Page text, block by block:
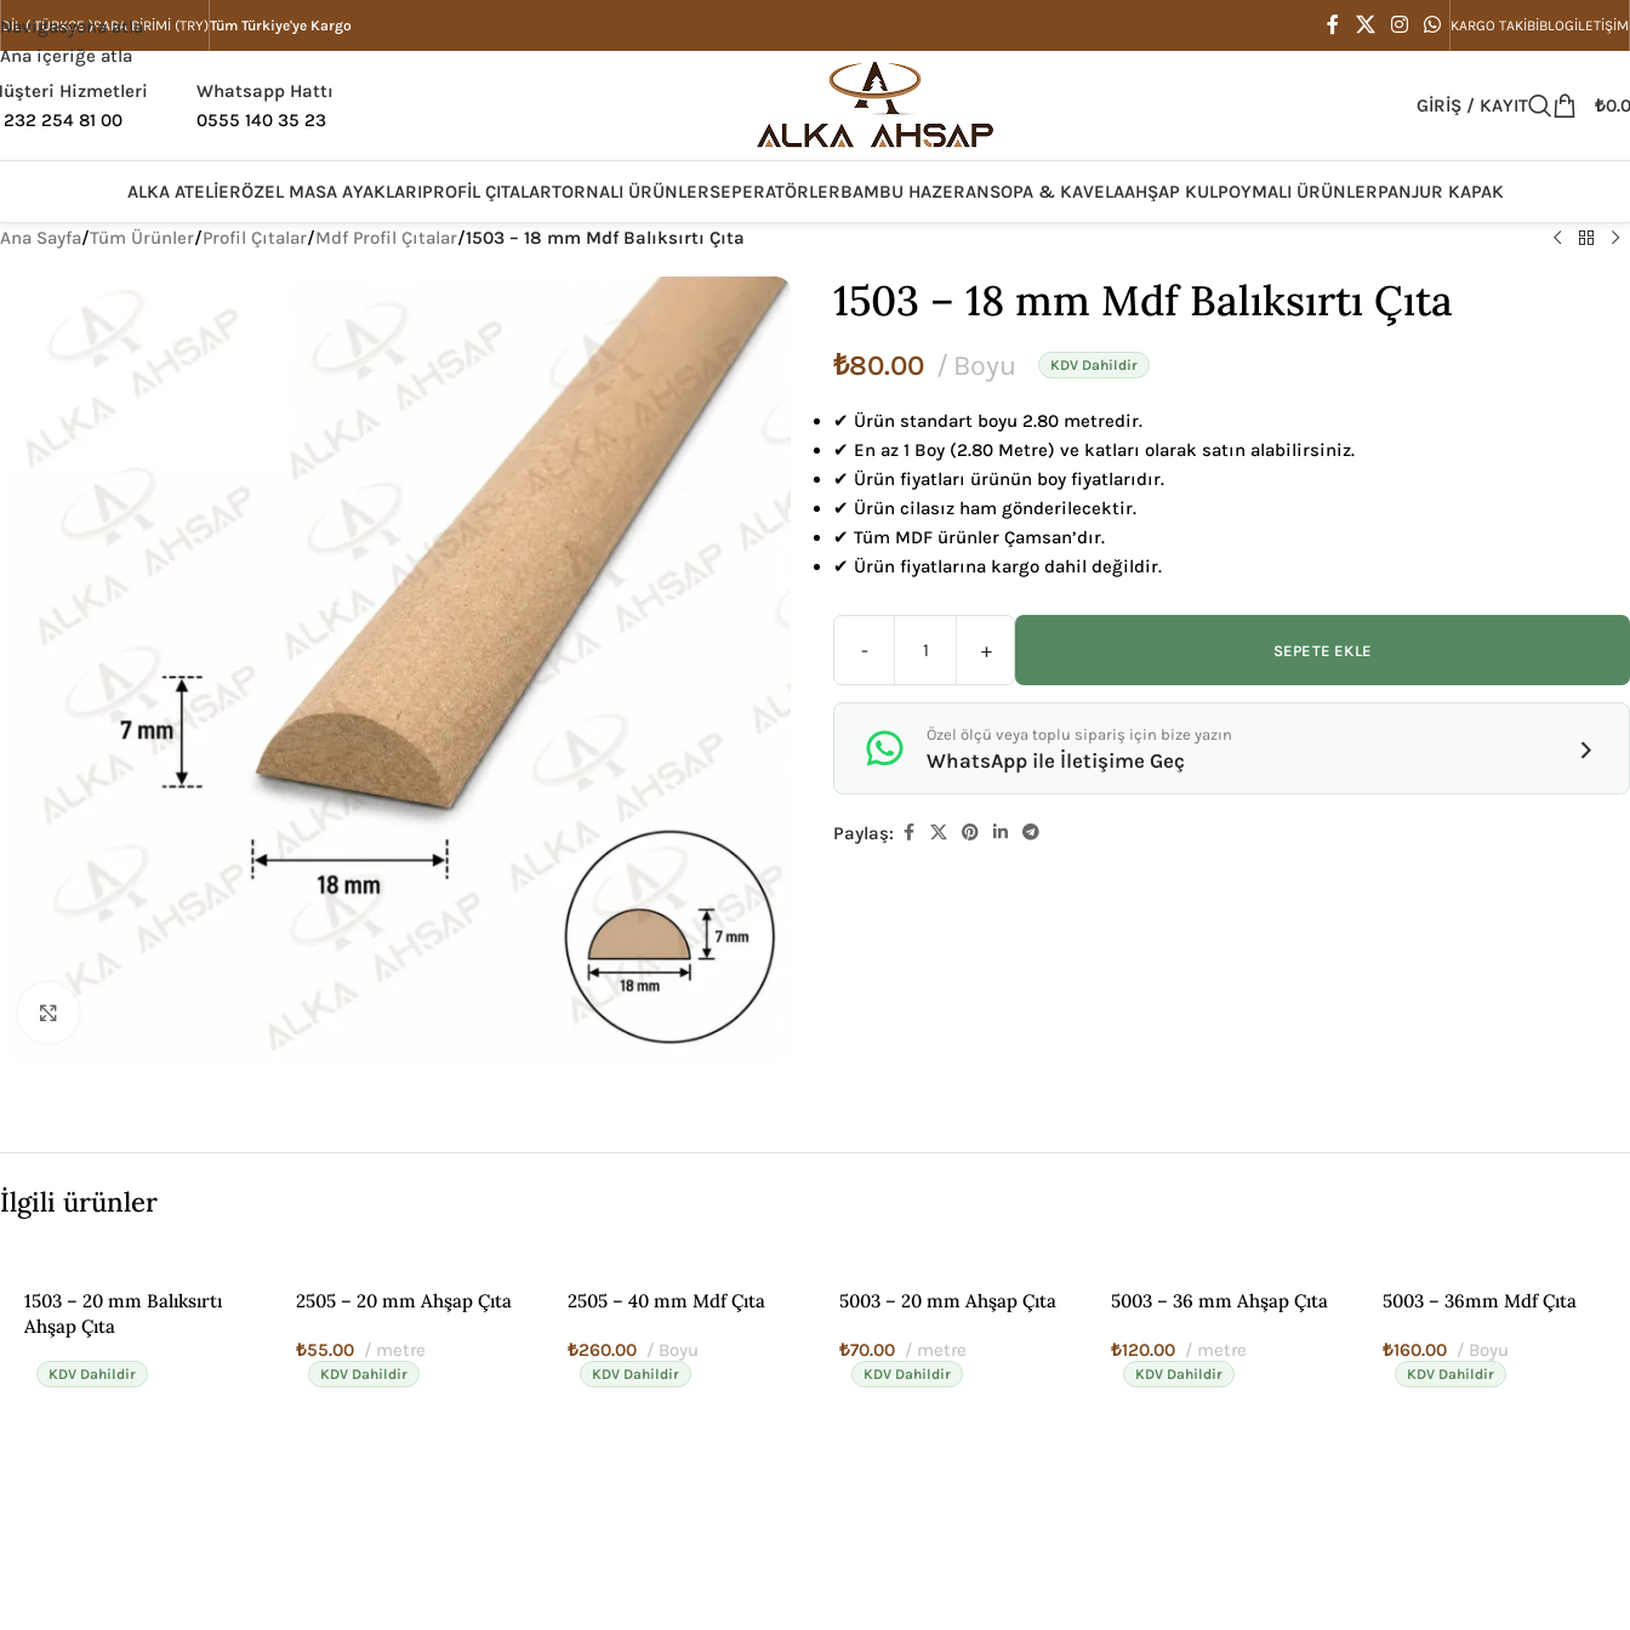
Navigasyona atla
Ana içeriğe atla
DIL ( TÜRKÇE )PARA BIRIMI (TRY)Tüm Türkiye'ye Kargo KARGO TAKIBIBLOGİLETIŞIM
Hizmetleri
254 81 00
Whatsapp Hattı
0555 140 35 23
GIRIŞ / KAYIT ₺
ALKA ATELIERÖZEL MASA AYAKLARIPROFIL ÇITALARTORNALI ÜRÜNLERSEPERATÖRLERBAMBU HAZERANSOPA & KAVELAAHŞAP KULPOYMALI ÜRÜNLERPANJUR KAPAK
Ana Sayfa/Tüm Ürünler/Profil Çıtalar/Mdf Profil Çıtalar/1503 – 18 mm Mdf Balıksırtı Çıta
1503 – 18 mm Mdf Balıksırtı Çıta
₺80.00 Boyu KDV Dahildir
✔ Ürün standart boyu 2.80 metredir.
✔ En az 1 Boy (2.80 Metre) ve katları olarak satın alabilirsiniz.
✔ Ürün fiyatları ürünün boy fiyatlarıdır.
✔ Ürün cilasız ham gönderilecektir.
✔ Tüm MDF ürünler Çamsan’dır.
✔ Ürün fiyatlarına kargo dahil değildir.
- + SEPETE EKLE
Özel ölçü veya toplu sipariş için bize yazın
WhatsApp ile İletişime Geç ›
Paylaş:
İlgili ürünler
1503 – 20 mm Balıksırtı
Ahşap Çıta
KDV Dahildir
2505 – 20 mm Ahşap Çıta
₺55.00 metre
KDV Dahildir
2505 – 40 mm Mdf Çıta
₺260.00 Boyu
KDV Dahildir
5003 – 20 mm Ahşap Çıta
₺70.00 metre
KDV Dahildir
5003 – 36 mm Ahşap Çıta
₺120.00 metre
KDV Dahildir
5003 – 36mm Mdf Çıta
₺160.00 Boyu
KDV Dahildir